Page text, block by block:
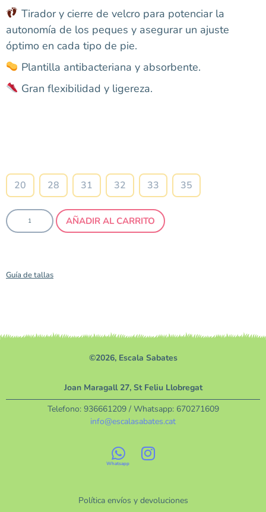
Tirador y cierre de velcro para potenciar la
autonomía de los peques y asegurar un ajuste
óptimo en cada tipo de pie.
Plantilla antibacteriana y absorbente.
Gran flexibilidad y ligereza.
20 28 31 32 33 35
AÑADIR AL CARRITO
Guía de tallas
©2026, Escala Sabates
Política envíos y devoluciones
Joan Maragall 27, St Feliu Llobregat
Telefono: 936661209/ Whatsapp: 670271609
info@escalasabates.cat